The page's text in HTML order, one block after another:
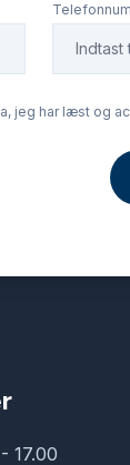
jeg har læst og
17.00